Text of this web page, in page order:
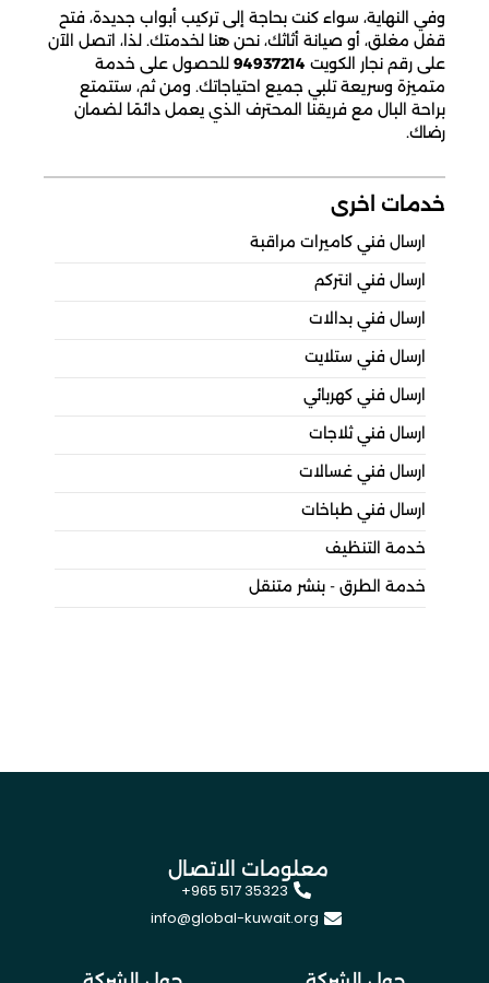
وفي النهاية، سواء كنت بحاجة إلى تركيب أبواب جديدة، فتح
قفل مغلق، أو صيانة أثاثك، نحن هنا لخدمتك. لذا، اتصل الآن
على رقم نجار الكويت 94937214 للحصول على خدمة
متميزة وسريعة تلبي جميع احتياجاتك. ومن ثم، ستتمتع
براحة البال مع فريقنا المحترف الذي يعمل دائمًا لضمان
رضاك.
خدمات اخرى
ارسال فني كاميرات مراقبة
ارسال فني انتركم
ارسال فني بدالات
ارسال فني ستلايت
ارسال فني كهربائي
ارسال فني ثلاجات
ارسال فني غسالات
ارسال فني طباخات
خدمة التنظيف
خدمة الطرق - بنشر متنقل
معلومات الاتصال
+965 517 35323
info@global-kuwait.org